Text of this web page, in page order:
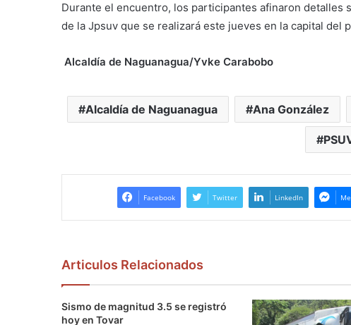
Durante el encuentro, los participantes afinaron detalles
de la Jpsuv que se realizará este jueves en la capital del
Alcaldía de Naguanagua/Yvke Carabobo
Alcaldía de Naguanagua Ana González
Facebook Twitter LinkedIn
Articulos Relacionados
Sismo de magnitud 3.5 se registró
hoy en Tovar